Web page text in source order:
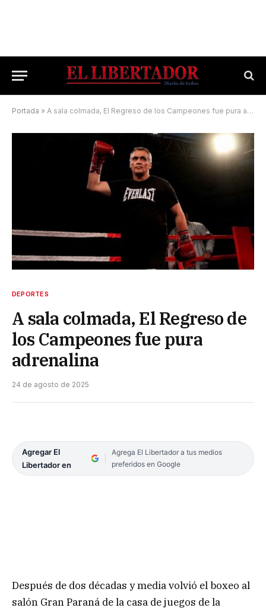
Portada » A sala colmada, El Regreso de los Campeones fue pura adrenalina
DEPORTES
A sala colmada, El Regreso de
los Campeones fue pura
adrenalina
24 de agosto de 2025
Agregar El
Libertador en
Agrega El Libertador a tus medios
preferidos en Google
Después de dos décadas y media volvió el boxeo al
salón Gran Paraná de la casa de juegos de la